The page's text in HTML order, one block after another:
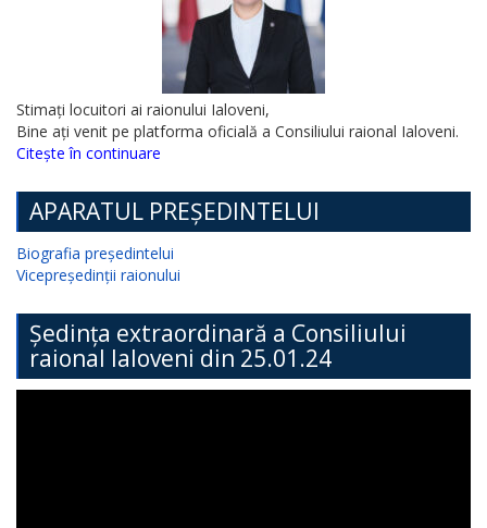
Stimați locuitori ai raionului Ialoveni,
Bine ați venit pe platforma oficială a Consiliului raional Ialoveni.
Citește în continuare
APARATUL PREȘEDINTELUI
Biografia președintelui
Vicepreședinții raionului
Ședința extraordinară a Consiliului
raional Ialoveni din 25.01.24